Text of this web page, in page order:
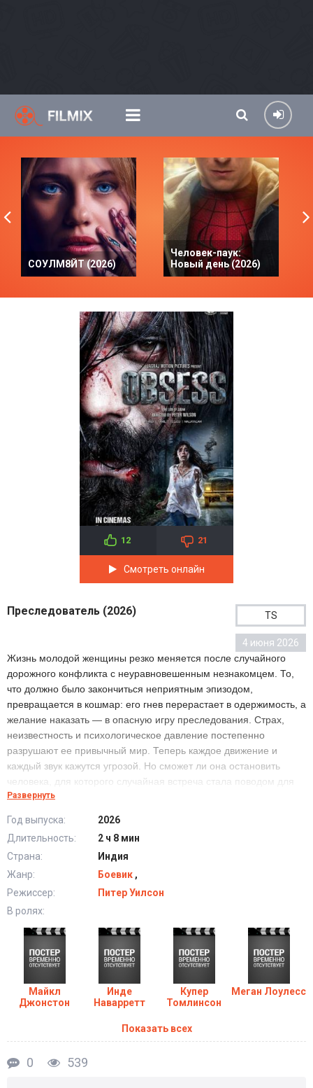
СОУЛМ8ЙТ (2026)
Человек-паук:
Новый день (2026)
12 21
Смотреть онлайн
Преследователь (2026) TS
4 июня 2026
Жизнь молодой женщины резко меняется после случайного
дорожного конфликта с неуравновешенным незнакомцем. То,
что должно было закончиться неприятным эпизодом,
превращается в кошмар: его гнев перерастает в одержимость, а
желание наказать — в опасную игру преследования. Страх,
неизвестность и психологическое давление постепенно
разрушают ее привычный мир. Теперь каждое движение и
каждый звук кажутся угрозой. Но сможет ли она остановить
человека, для которого случайная встреча стала поводом для
мести?
Преследователь (2026) в хорошем качестве HD
Развернуть
Год выпуска:
2026
Длительность:
2 ч 8 мин
Страна:
Индия
Жанр:
Боевик ,
Режиссер:
Питер Уилсон
В ролях:
Майкл
Джонстон
Инде
Наварретт
Купер
Томлинсон
Меган Лоулесс
Показать всех
0 539